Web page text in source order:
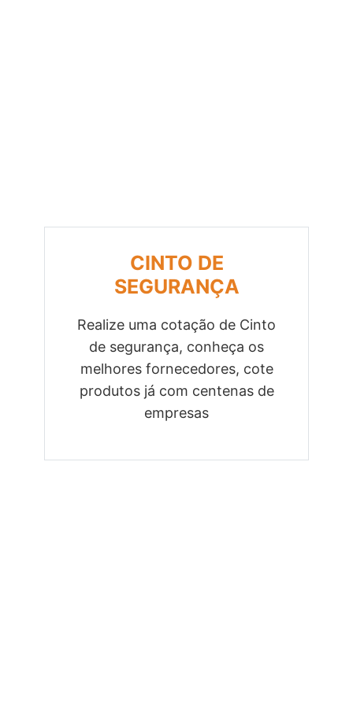
CINTO DE
SEGURANÇA
Realize uma cotação de Cinto
de segurança, conheça os
melhores fornecedores, cote
produtos já com centenas de
empresas